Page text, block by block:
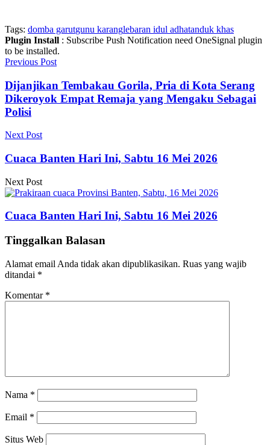
Tags: domba garutgunu karanglebaran idul adhatanduk khas
Plugin Install : Subscribe Push Notification need OneSignal plugin
to be installed.
Previous Post
Dijanjikan Tembakau Gorila, Pria di Kota Serang
Dikeroyok Empat Remaja yang Mengaku Sebagai
Polisi
Next Post
Cuaca Banten Hari Ini, Sabtu 16 Mei 2026
Next Post
Cuaca Banten Hari Ini, Sabtu 16 Mei 2026
Tinggalkan Balasan
Alamat email Anda tidak akan dipublikasikan. Ruas yang wajib
ditandai *
Komentar *
Nama *
Email *
Situs Web